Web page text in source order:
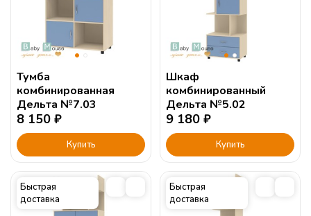
Тумба
комбинированная
Дельта №7.03
8 150 ₽
Купить
Шкаф
комбинированный
Дельта №5.02
9 180 ₽
Купить
Быстрая
доставка
Быстрая
доставка